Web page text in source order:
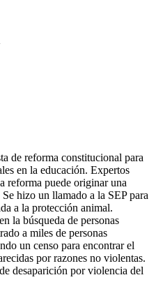
de reforma constitucional para
en la educación. Expertos
reforma puede originar una
hizo un llamado a la SEP para
a la protección animal.
la búsqueda de personas
a miles de personas
un censo para encontrar el
por razones no violentas.
desaparición por violencia del